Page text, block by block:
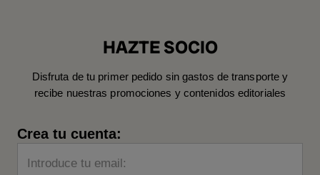
HAZTE SOCIO
Disfruta de tu primer pedido sin gastos de transporte y
recibe nuestras promociones y contenidos editoriales
Crea tu cuenta:
Introduce tu email: